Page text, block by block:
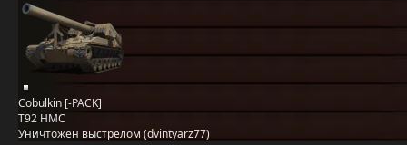
Cobulkin [-PACK]
T92 HMC
Уничтожен выстрелом (dvintyarz77)